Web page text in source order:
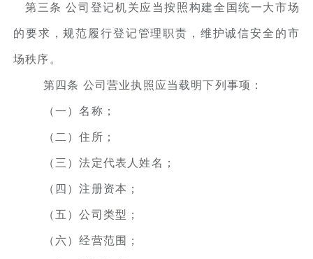
第三条 公司登记机关应当按照构建全国统一大市场
的要求，规范履行登记管理职责，维护诚信安全的市
场秩序。
第四条 公司营业执照应当载明下列事项：
（一）名称；
（二）住所；
（三）法定代表人姓名；
（四）注册资本；
（五）公司类型；
（六）经营范围；